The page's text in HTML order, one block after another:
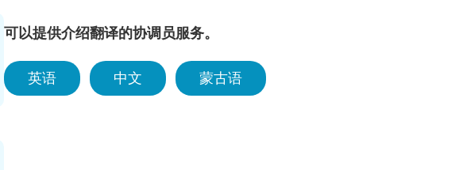
可以提供介绍翻译的协调员服务。
英语 中文 蒙古语